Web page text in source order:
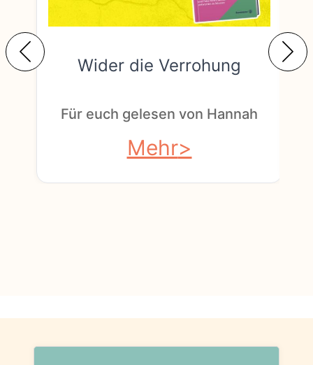
Wider die Verrohung
Für euch gelesen von Hannah
Mehr